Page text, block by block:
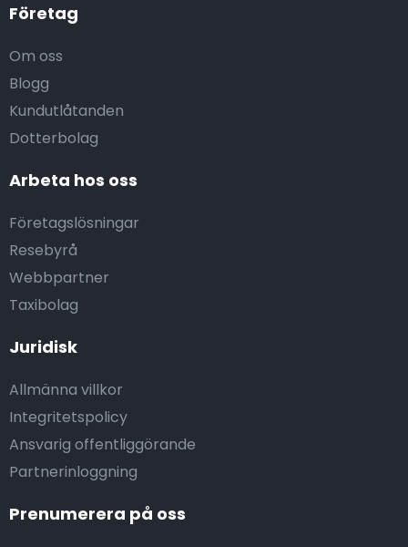
Företag
Om oss
Blogg
Kundutlåtanden
Dotterbolag
Arbeta hos oss
Företagslösningar
Resebyrå
Webbpartner
Taxibolag
Juridisk
Allmänna villkor
Integritetspolicy
Ansvarig offentliggörande
Partnerinloggning
Prenumerera på oss